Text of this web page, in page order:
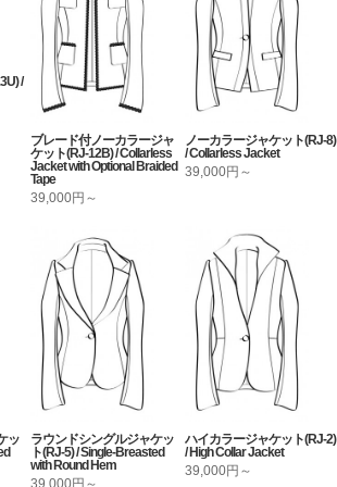
/
ブレード付ノーカラージャ
ケット(RJ-12B) / Collarless
Jacket with Optional Braided
Tape
39,000円～
ノーカラージャケット(RJ-8)
/ Collarless Jacket
39,000円～
ッ
ラウンドシングルジャケッ
ト(RJ-5) / Single-Breasted
with Round Hem
39,000円～
ハイカラージャケット(RJ-2)
/ High Collar Jacket
39,000円～